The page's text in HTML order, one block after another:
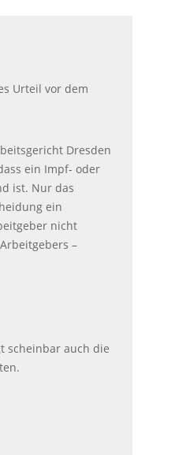
Urteil vor dem
Dresden
ein Impf- oder
ist. Nur das
ein
nicht
–
scheinbar auch die